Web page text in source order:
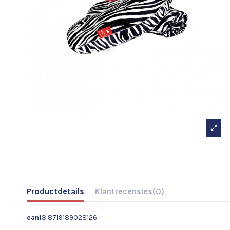
Productdetails Klantrecensies(0)
ean13 8719189028126